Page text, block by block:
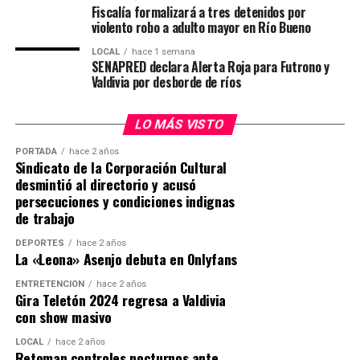
Carabineros indicó que continuará acompañando a los
funcionarios afectados y sus familias, mientras avanzan
las investigaciones para esclarecer el ataque ocurrido
durante el procedimiento policial.
Post Views: 21
recuperación en dependencias institucionales de
Operativo terminó con detención de
El procedimiento policial se desarrolló cerca de las
12:30 horas en una vivienda ubicada en la comunidad
Antillanca, sector Las Minas, donde personal del GOPE
buscaba detener a Carlos Esteban Cancino Tapia, quien
mantenía una orden de detención vigente por el delito
de homicidio de carabinero en servicio.
De acuerdo con los antecedentes preliminares, al
momento del ingreso policial el imputado habría
utilizado un revólver para disparar contra los
funcionarios, generándose un intercambio de disparos
en el lugar.
Fiscalía formalizará a tres detenidos por
violento robo a adulto mayor en Río Bueno
LOCAL hace 1 semana
SENAPRED declara Alerta Roja para Futrono y
Valdivia por desborde de ríos
LO MÁS VISTO
PORTADA hace 2 años
Sindicato de la Corporación Cultural
desmintió al directorio y acusó
persecuciones y condiciones indignas
de trabajo
DEPORTES hace 2 años
La «Leona» Asenjo debuta en Onlyfans
ENTRETENCIÓN hace 2 años
Gira Teletón 2024 regresa a Valdivia
con show masivo
LOCAL hace 2 años